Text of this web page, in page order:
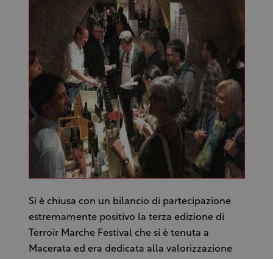
Si è chiusa con un bilancio di partecipazione
estremamente positivo la terza edizione di
Terroir Marche Festival che si è tenuta a
Macerata ed era dedicata alla valorizzazione